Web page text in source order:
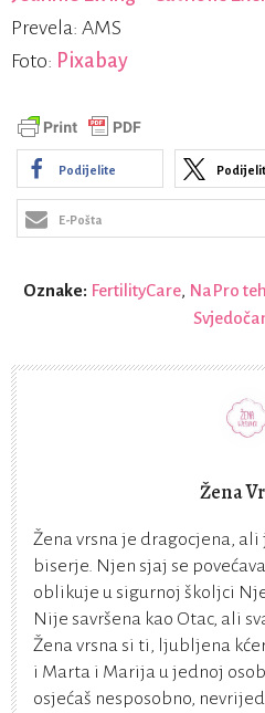
Prevela: AMS
Foto: Pixabay
Podijelite
E-Pošta
Oznake: FertilityCare, NaPro
Žena
Žena vrsna je dragocjena,
biserje. Njen sjaj se
oblikuje u sigurnoj školjci
Nije savršena kao Otac, ali
Žena vrsna si ti, ljubljena
i Marta i Marija u jednoj
osjećaš nesposobno,